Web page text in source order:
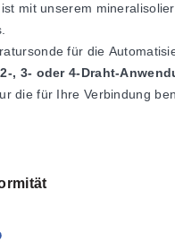
mit unserem
für die
, 3- oder 4-Draht-
die für Ihre Verbindung
der PR-31-Serie für eine